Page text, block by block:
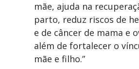
mãe, ajuda na
parto, reduz riscos de
e de câncer de mama e
além de fortalecer o
mãe e filho.”